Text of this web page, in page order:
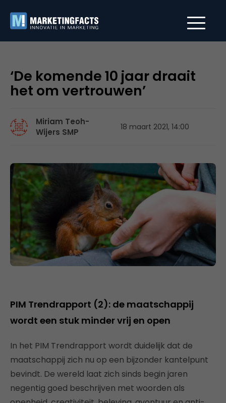
‘De komende 10 jaar draait
het om vertrouwen’
Miriam Teoh-
Wijers SMP
18 maart 2021, 14:00
PIM Trendrapport (2): de maatschappij
wordt een stuk minder vrij en open
In het PIM Trendrapport wordt duidelijk dat de
maatschappij zich nu op een bijzonder kantelpunt
bevindt. De wereld laat zich sinds begin jaren
negentig goed beschrijven met woorden als